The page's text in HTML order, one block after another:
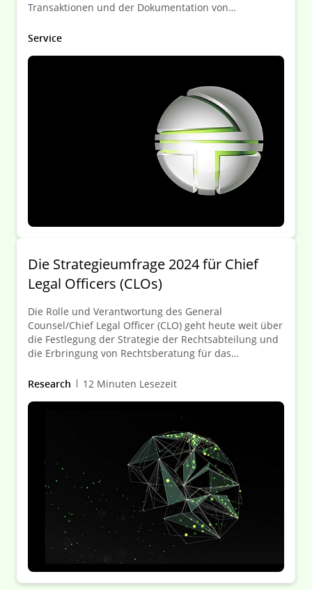
Transaktionen und der Dokumentation von
Investmentmanager und Versicherungen ebenso wie
Service
Die Strategieumfrage 2024 für Chief
Legal Officers (CLOs)
Die Rolle und Verantwortung des General
Counsel/Chief Legal Officer (CLO) geht heute weit über
die Festlegung der Strategie der Rechtsabteilung und
die Erbringung von Rechtsberatung für das
mit ihren Kolleginnen und Kollegen aus der
komplexer werdende Herausforderungen zu meistern.
Research 12 Minuten Lesezeit